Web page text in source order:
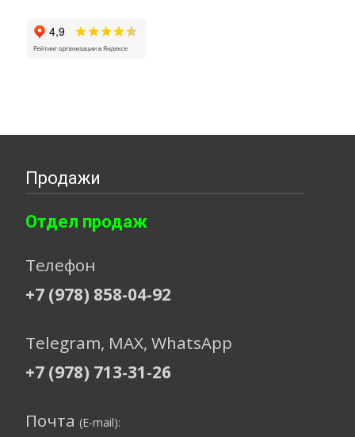
Продажи
Отдел продаж
Телефон
+7 (978) 858-04-92
Telegram, МАХ, WhatsApp
+7 (978) 713-31-26
Почта (E-mail):